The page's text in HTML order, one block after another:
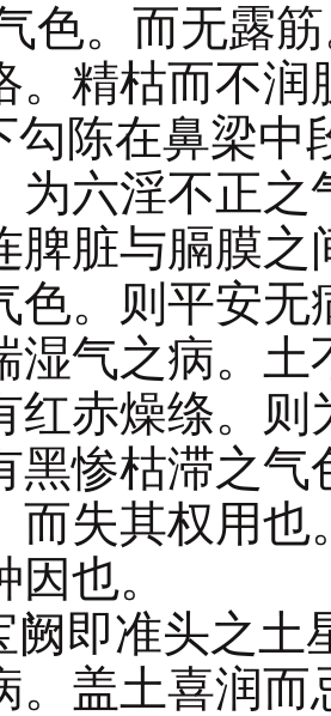
色。而无露
。精枯而不润
勾陈在鼻梁中
为六淫不正
脾脏与膈膜
色。则平安
湿气之病。
红赤燥绦。
黑惨枯滞之
而失其权用
也。
阙即准头之土
。盖土喜润